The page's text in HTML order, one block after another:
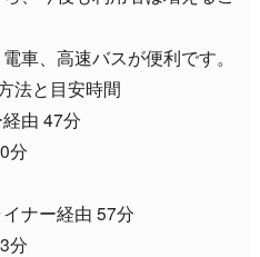
車、高速バスが便利です。
法と目安時間
由 47分
分
ナー経由 57分
分